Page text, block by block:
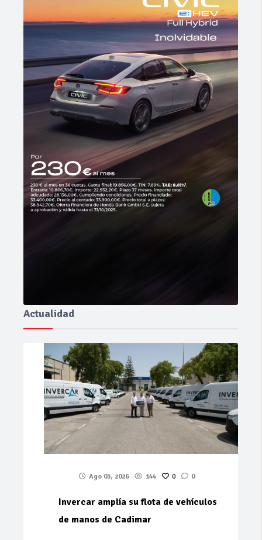
Actualidad
Ago 03, 2026 144 0 0
Invercar amplía su flota de vehículos
de manos de Cadimar